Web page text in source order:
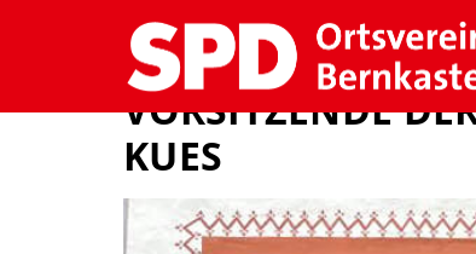
VORSITZENDE
KUES